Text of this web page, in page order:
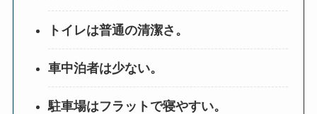
トイレは普通の清潔さ。
車中泊者は少ない。
駐車場はフラットで寝やすい。